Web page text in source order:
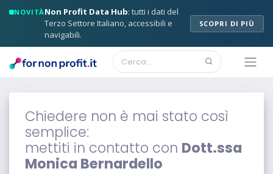
NOVITÀNon Profit Data Hub: tutti i dati del
Terzo Settore Italiano, accessibili e
navigabili.
SCOPRI DI PIÙ
Chiedere non è mai stato così
semplice:
mettiti in contatto con Dott.ssa
Monica Bernardello